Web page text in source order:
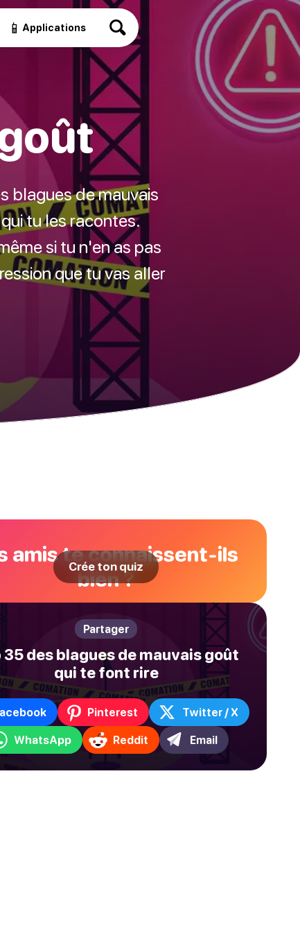
📱 Applications
blagues de mauvais
tu les racontes.
si tu n'en as pas
que tu vas aller
amis te connaissent-ils
bien ?
Crée ton quiz
Partager
35 des blagues de mauvais goût
qui te font rire
Pinterest Twitter / X
WhatsApp Reddit Email